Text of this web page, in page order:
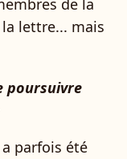
de la
lettre... mais
poursuivre
parfois été